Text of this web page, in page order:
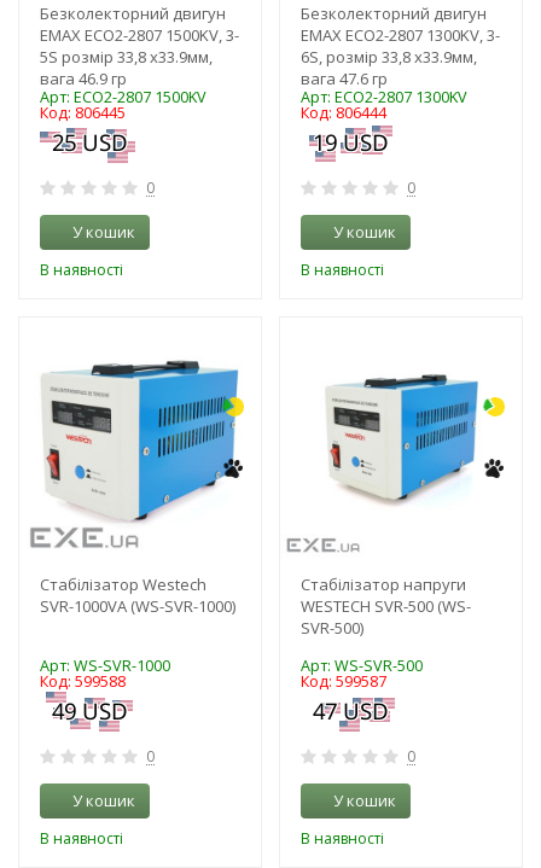
Безколекторний двигун
EMAX ECO2-2807 1500KV, 3-
5S розмір 33,8 х33.9мм,
вага 46.9 гр
Арт: ECO2-2807 1500KV
Код: 806445
0
У кошик
В наявності
Безколекторний двигун
EMAX ECO2-2807 1300KV, 3-
6S, розмір 33,8 х33.9мм,
вага 47.6 гр
Арт: ECO2-2807 1300KV
Код: 806444
0
У кошик
В наявності
Стабілізатор Westech
SVR-1000VA (WS-SVR-1000)
Арт: WS-SVR-1000
Код: 599588
0
У кошик
В наявності
Стабілізатор напруги
WESTECH SVR-500 (WS-
SVR-500)
Арт: WS-SVR-500
Код: 599587
0
У кошик
В наявності